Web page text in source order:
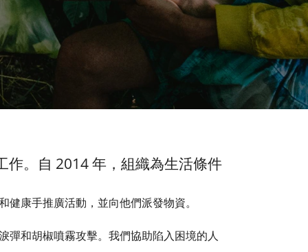
作。自 2014 年，組織為生活條件
康手推廣活動，並向他們派發物資。
彈和胡椒噴霧攻擊。我們協助陷入困境的人